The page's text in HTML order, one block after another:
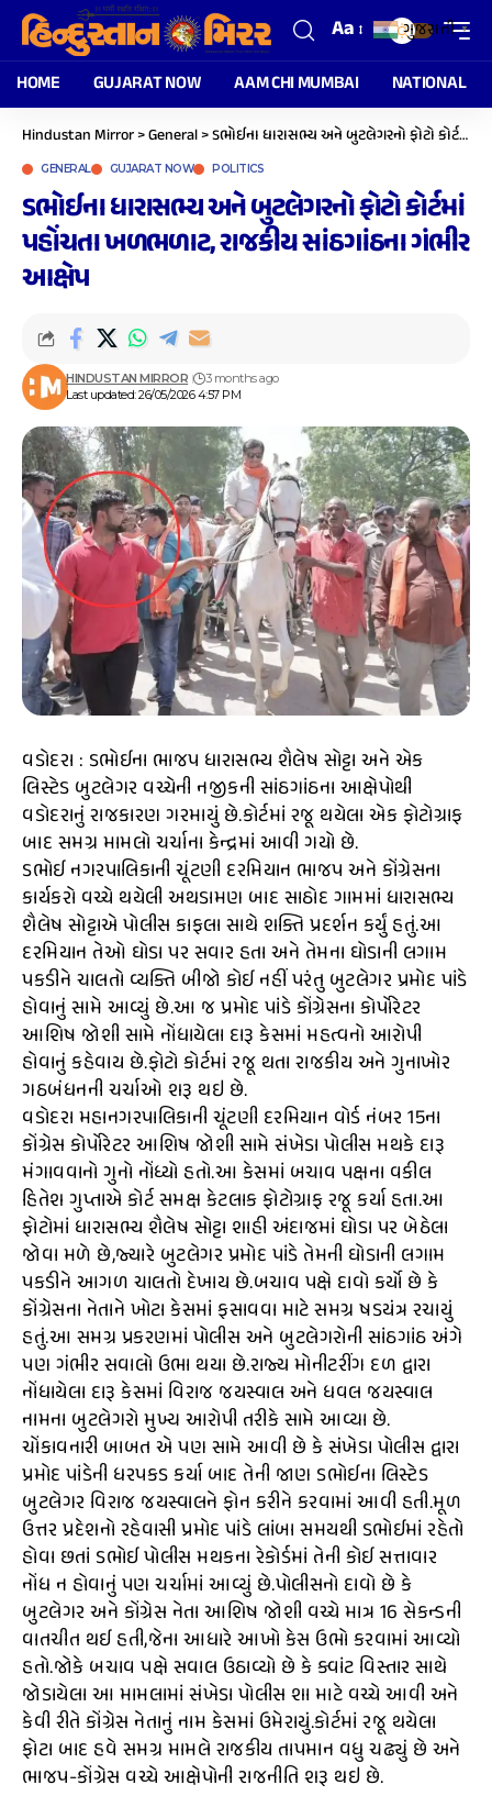
Aa
HOME GUJARAT NOW AAM CHI MUMBAI NATIONAL
Hindustan Mirror>General>ડભોઈના ધારાસભ્ય અને બુટલેગરનો ફોટો કોર્ટમાં પહોંચતા ખળભળાટ, રાજકીય સાંઠગાંઠના ગંભીર આક્ષેપ
GENERAL GUJARAT NOW POLITICS
ડભોઈના ધારાસભ્ય અને બુટલેગરનો ફોટો કોર્ટમાં
પહોંચતા ખળભળાટ, રાજકીય સાંઠગાંઠના ગંભીર
આક્ષેપ
Last updated: 26/05/2026 4:57 PM
HINDUSTAN MIRROR 3 months ago
વડોદરા : ડભોઈના ભાજપ ધારાસભ્ય શૈલેષ સોટ્ટા અને એક
લિસ્ટેડ બુટલેગર વચ્ચેની નજીકની સાંઠગાંઠના આક્ષેપોથી
વડોદરાનું રાજકારણ ગરમાયું છે.કોર્ટમાં રજૂ થયેલા એક ફોટોગ્રાફ
બાદ સમગ્ર મામલો ચર્ચાના કેન્દ્રમાં આવી ગયો છે.
ડભોઈ નગરપાલિકાની ચૂંટણી દરમિયાન ભાજપ અને કોંગ્રેસના
કાર્યકરો વચ્ચે થયેલી અથડામણ બાદ સાઠોદ ગામમાં ધારાસભ્ય
શૈલેષ સોટ્ટાએ પોલીસ કાફલા સાથે શક્તિ પ્રદર્શન કર્યું હતું.આ
દરમિયાન તેઓ ઘોડા પર સવાર હતા અને તેમના ઘોડાની લગામ
પકડીને ચાલતો વ્યક્તિ બીજો કોઈ નહીં પરંતુ બુટલેગર પ્રમોદ પાંડે
હોવાનું સામે આવ્યું છે.આ જ પ્રમોદ પાંડે કોંગ્રેસના કોર્પોરેટર
આશિષ જોશી સામે નોંધાયેલા દારૂ કેસમાં મહત્વનો આરોપી
હોવાનું કહેવાય છે.ફોટો કોર્ટમાં રજૂ થતા રાજકીય અને ગુનાખોર
ગઠબંધનની ચર્ચાઓ શરૂ થઇ છે.
વડોદરા મહાનગરપાલિકાની ચૂંટણી દરમિયાન વોર્ડ નંબર 15ના
કોંગ્રેસ કોર્પોરેટર આશિષ જોશી સામે સંખેડા પોલીસ મથકે દારૂ
મંગાવવાનો ગુનો નોંધ્યો હતો.આ કેસમાં બચાવ પક્ષના વકીલ
હિતેશ ગુપ્તાએ કોર્ટ સમક્ષ કેટલાક ફોટોગ્રાફ રજૂ કર્યા હતા.આ
ફોટોમાં ધારાસભ્ય શૈલેષ સોટ્ટા શાહી અંદાજમાં ઘોડા પર બેઠેલા
જોવા મળે છે,જ્યારે બુટલેગર પ્રમોદ પાંડે તેમની ઘોડાની લગામ
પકડીને આગળ ચાલતો દેખાય છે.બચાવ પક્ષે દાવો કર્યો છે કે
કોંગ્રેસના નેતાને ખોટા કેસમાં ફસાવવા માટે સમગ્ર ષડયંત્ર રચાયું
હતું.આ સમગ્ર પ્રકરણમાં પોલીસ અને બુટલેગરોની સાંઠગાંઠ અંગે
પણ ગંભીર સવાલો ઉભા થયા છે.રાજ્ય મોનીટરીંગ દળ દ્વારા
નોંધાયેલા દારૂ કેસમાં વિરાજ જયસ્વાલ અને ધવલ જયસ્વાલ
નામના બુટલેગરો મુખ્ય આરોપી તરીકે સામે આવ્યા છે.
ચોંકાવનારી બાબત એ પણ સામે આવી છે કે સંખેડા પોલીસ દ્વારા
પ્રમોદ પાંડેની ધરપકડ કર્યા બાદ તેની જાણ ડભોઈના લિસ્ટેડ
બુટલેગર વિરાજ જયસ્વાલને ફોન કરીને કરવામાં આવી હતી.મૂળ
ઉત્તર પ્રદેશનો રહેવાસી પ્રમોદ પાંડે લાંબા સમયથી ડભોઈમાં રહેતો
હોવા છતાં ડભોઈ પોલીસ મથકના રેકોર્ડમાં તેની કોઈ સત્તાવાર
નોંધ ન હોવાનું પણ ચર્ચામાં આવ્યું છે.પોલીસનો દાવો છે કે
બુટલેગર અને કોંગ્રેસ નેતા આશિષ જોશી વચ્ચે માત્ર 16 સેકન્ડની
વાતચીત થઈ હતી,જેના આધારે આખો કેસ ઉભો કરવામાં આવ્યો
હતો.જોકે બચાવ પક્ષે સવાલ ઉઠાવ્યો છે કે ક્વાંટ વિસ્તાર સાથે
જોડાયેલા આ મામલામાં સંખેડા પોલીસ શા માટે વચ્ચે આવી અને
કેવી રીતે કોંગ્રેસ નેતાનું નામ કેસમાં ઉમેરાયું.કોર્ટમાં રજૂ થયેલા
ફોટા બાદ હવે સમગ્ર મામલે રાજકીય તાપમાન વધુ ચઢ્યું છે અને
ભાજપ-કોંગ્રેસ વચ્ચે આક્ષેપોની રાજનીતિ શરૂ થઇ છે.
ગુજરાતી ▼